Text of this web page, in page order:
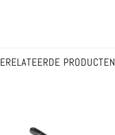
PRODUCTEN